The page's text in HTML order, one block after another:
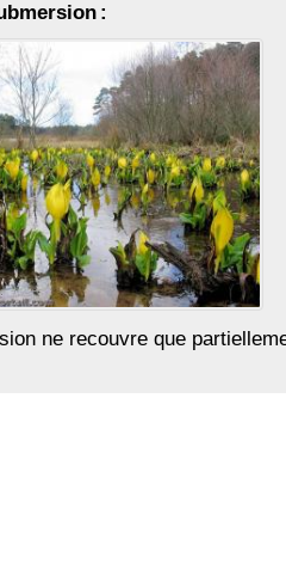
:
ne recouvre que